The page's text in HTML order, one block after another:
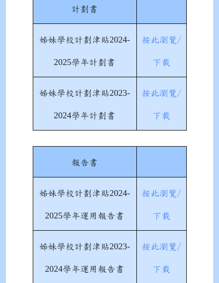
計劃書
姊妹學校計劃津貼2024-
2025學年計劃書
按此瀏覽/
下載
姊妹學校計劃津貼2023-
2024學年計劃書
按此瀏覽/
下載
報告書
姊妹學校計劃津貼2024-
2025學年運用報告書
按此瀏覽/
下載
姊妹學校計劃津貼2023-
2024學年運用報告書
按此瀏覽/
下載